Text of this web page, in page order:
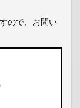
ので、お問い